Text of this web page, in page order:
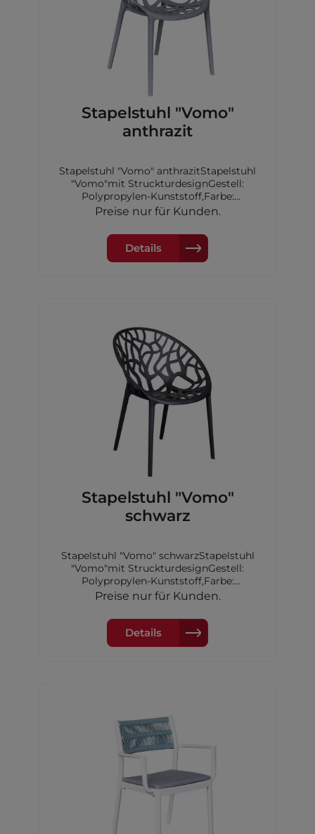
Stapelstuhl "Vomo"
anthrazit
Stapelstuhl "Vomo" anthrazitStapelstuhl
"Vomo"mit StruckturdesignGestell:
Polypropylen-Kunststoff,Farbe:
anthrazitMaße: 60,5x58x79cm
Preise nur für Kunden.
Details
Stapelstuhl "Vomo"
schwarz
Stapelstuhl "Vomo" schwarzStapelstuhl
"Vomo"mit StruckturdesignGestell:
Polypropylen-Kunststoff,Farbe:
schwarzMaße: 60,5x58x79cm
Preise nur für Kunden.
Details